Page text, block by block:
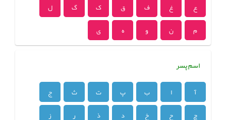
ع
غ ف ق ک گ
ل
م
ن و ه ی
اسم پسر
آ ا ب پ ت ث
ج
چ
ح خ د ذ ر
ز